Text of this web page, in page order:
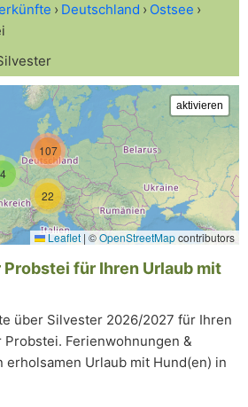
Deutschland
Ostsee
4
22
107
Leaflet | ©OpenStreetMapcontributors
für Ihren Urlaub mit
über Silvester 2026/2027 für Ihren
Ferienwohnungen &
erholsamen Urlaub mit Hund(en) in